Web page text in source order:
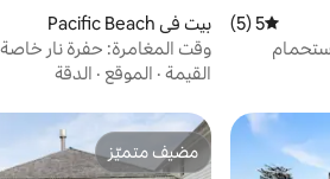
متوسط التقييم 5 من 5، 5 مراجعات
5 (5)
بيت في Pacific Beach
وقت المغامرة: حفرة نار خاصة
القيمة · الموقع · الدقة
مضيف متميّز
مضيف متميّز